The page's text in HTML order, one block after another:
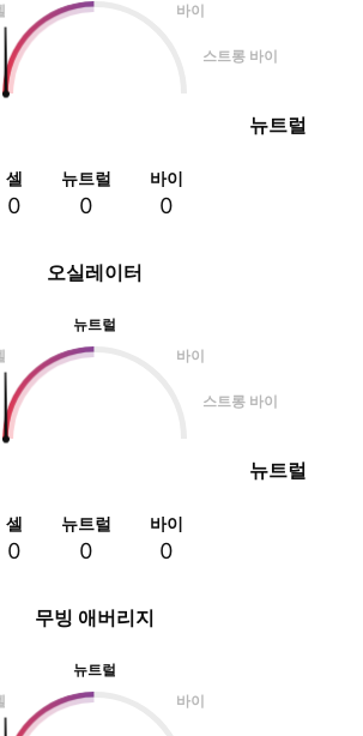
오실레이터
뉴트럴
바이
스트롱 바이
뉴트럴
셀
0
뉴트럴
0
바이
0
바이
스트롱 바이
뉴트럴
셀
0
뉴트럴
0
바이
0
무빙 애버리지
뉴트럴
바이